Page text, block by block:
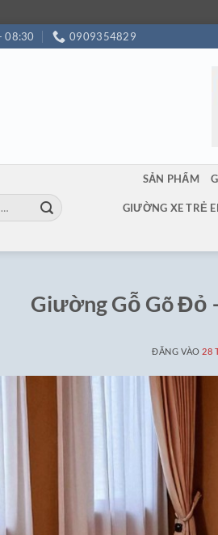
08:30 0909354829
SẢN PHẨM
GIƯỜNG XE TRẺ
Giường Gỗ Gõ Đỏ
ĐĂNG VÀO 28